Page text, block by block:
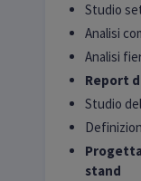
Studio
Analisi
Analisi
Report
Studio
stand